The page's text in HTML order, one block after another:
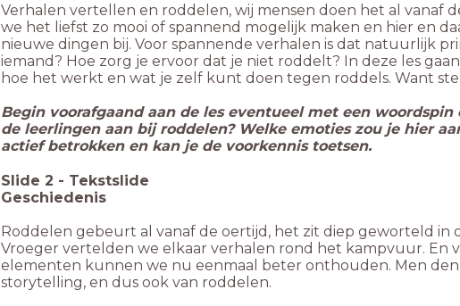
Verhalen vertellen en roddelen, wij mensen doen het al vanaf
we het liefst zo mooi of spannend mogelijk maken en hier en
nieuwe dingen bij. Voor spannende verhalen is dat natuurlijk
iemand? Hoe zorg je ervoor dat je niet roddelt? In deze les
hoe het werkt en wat je zelf kunt doen tegen roddels. Want
Begin voorafgaand aan de les eventueel met een
de leerlingen aan bij roddelen? Welke emoties zou je hier
actief betrokken en kan je de voorkennis toetsen.
Slide 2 - Tekstslide
Geschiedenis
Roddelen gebeurt al vanaf de oertijd, het zit diep geworteld in
Vroeger vertelden we elkaar verhalen rond het kampvuur. En
elementen kunnen we nu eenmaal beter onthouden. Men
storytelling, en dus ook van roddelen.